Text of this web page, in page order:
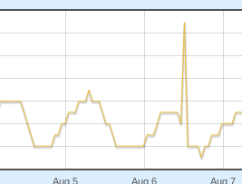
Aug 5 Aug 6 Aug 7